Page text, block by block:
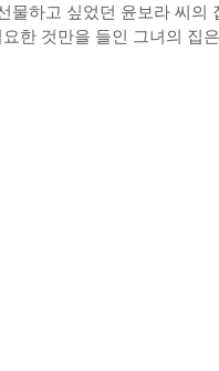
물하고 싶었던 윤보라 씨의
한 것만을 들인 그녀의 집